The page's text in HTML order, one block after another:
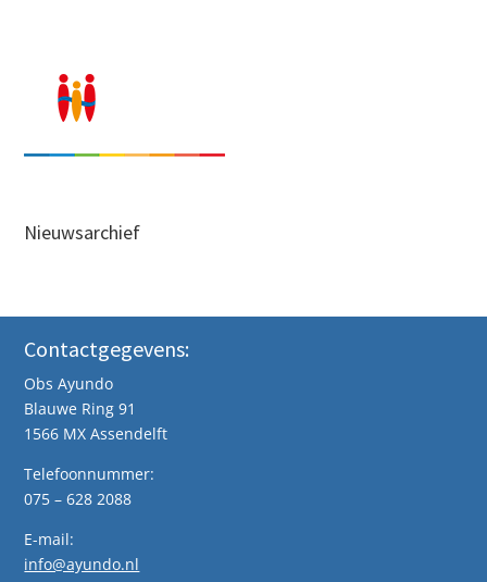
Nieuwsarchief
Contactgegevens:
Obs Ayundo
Blauwe Ring 91
1566 MX Assendelft
Telefoonnummer:
075 – 628 2088
E-mail:
info@ayundo.nl